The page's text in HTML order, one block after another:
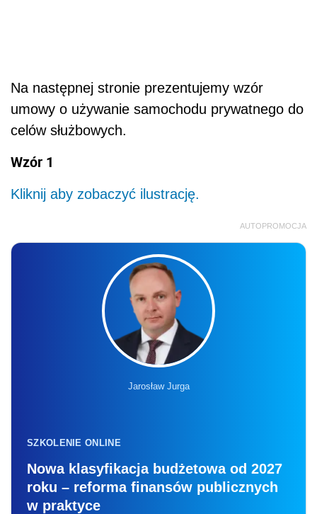
Na następnej stronie prezentujemy wzór
umowy o używanie samochodu prywatnego do
celów służbowych.
Wzór 1
Kliknij aby zobaczyć ilustrację.
AUTOPROMOCJA
Jarosław Jurga
SZKOLENIE ONLINE
Nowa klasyfikacja budżetowa od 2027
roku – reforma finansów publicznych
w praktyce